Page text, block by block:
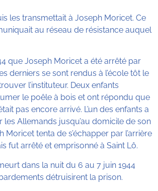
les transmettait à Joseph Moricet. Ce
au réseau de résistance auquel
que Joseph Moricet a été arrêté par
derniers se sont rendus à l’école tôt le
l’instituteur. Deux enfants
le poêle à bois et ont répondu que
pas encore arrivé. L’un des enfants a
Allemands jusqu’au domicile de son
Moricet tenta de s’échapper par l’arrière
fut arrêté et emprisonné à Saint Lô.
dans la nuit du 6 au 7 juin 1944
détruisirent la prison.